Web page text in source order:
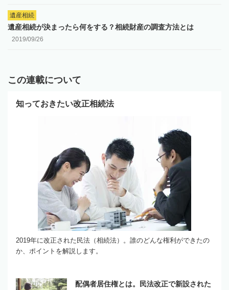
遺産相続
遺産相続が決まったら何をする？相続財産の調査方法とは
2019/09/26
この連載について
知っておきたい改正相続法
2019年に改正された民法（相続法）。誰のどんな権利ができたの
か、ポイントを解説します。
配偶者居住権とは。民法改正で新設された